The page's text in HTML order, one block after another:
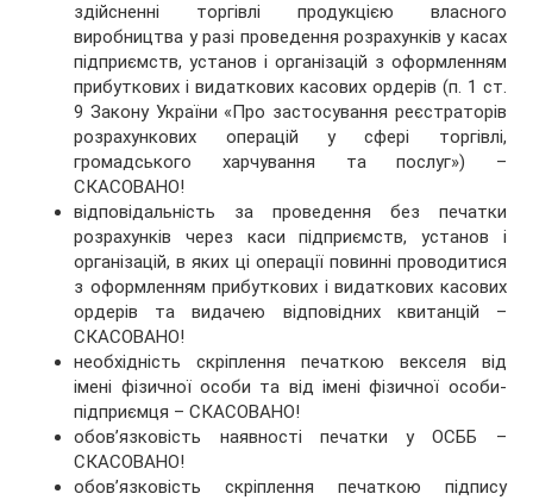
здійсненні торгівлі продукцією власного
виробництва у разі проведення розрахунків у касах
підприємств, установ і організацій з оформленням
прибуткових і видаткових касових ордерів (п. 1 ст.
9 Закону України «Про застосування реєстраторів
розрахункових операцій у сфері торгівлі,
громадського харчування та послуг») –
СКАСОВАНО!
відповідальність за проведення без печатки
розрахунків через каси підприємств, установ і
організацій, в яких ці операції повинні проводитися
з оформленням прибуткових і видаткових касових
ордерів та видачею відповідних квитанцій –
СКАСОВАНО!
необхідність скріплення печаткою векселя від
імені фізичної особи та від імені фізичної особи-
підприємця – СКАСОВАНО!
обов’язковість наявності печатки у ОСББ –
СКАСОВАНО!
обов’язковість скріплення печаткою підпису